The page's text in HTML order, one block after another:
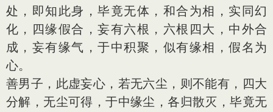
处，即知此身，毕竟无体，和合为相，实同幻
化，四缘假合，妄有六根，六根四大，中外合
成，妄有缘气，于中积聚，似有缘相，假名为
心。
善男子，此虚妄心，若无六尘，则不能有，四大
分解，无尘可得，于中缘尘，各归散灭，毕竟无